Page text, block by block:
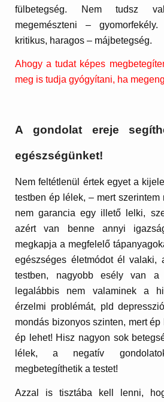
fülbetegség. Nem tudsz
megemészteni –
kritikus, haragos – májbetegség.
Ahogy a tudat képes
meg is tudja gyógyítani, ha
A gondolat ereje
egészségünket!
Nem feltétlenül értek egyet a
testben ép lélek, – mert szerintem
nem garancia egy illető lelki,
azért van benne annyi
megkapja a megfelelő
egészséges életmódot él valaki,
testben, nagyobb esély van
legalábbis nem valaminek a
érzelmi problémát, pld
mondás bizonyos szinten, mert
ép lehet! Hisz nagyon sok
lélek, a negatív
megbetegíthetik a testet!
Azzal is tisztába kell lenni,